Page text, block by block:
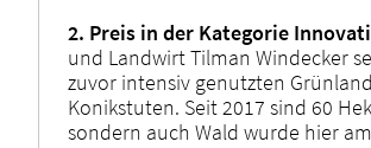
2. Preis in der Kategorie
und Landwirt Tilman Windecker
zuvor intensiv genutzten
Konikstuten. Seit 2017 sind 60
sondern auch Wald wurde hier